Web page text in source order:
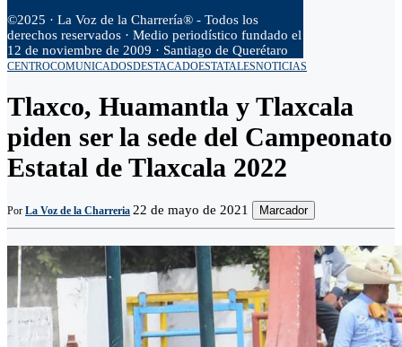
©2025 · La Voz de la Charrería® - Todos los
derechos reservados · Medio periodístico fundado el
12 de noviembre de 2009 · Santiago de Querétaro
CENTROCOMUNICADOSDESTACADOESTATALESNOTICIAS
Tlaxco, Huamantla y Tlaxcala
piden ser la sede del Campeonato
Estatal de Tlaxcala 2022
Por La Voz de la Charreria 22 de mayo de 2021 Marcador